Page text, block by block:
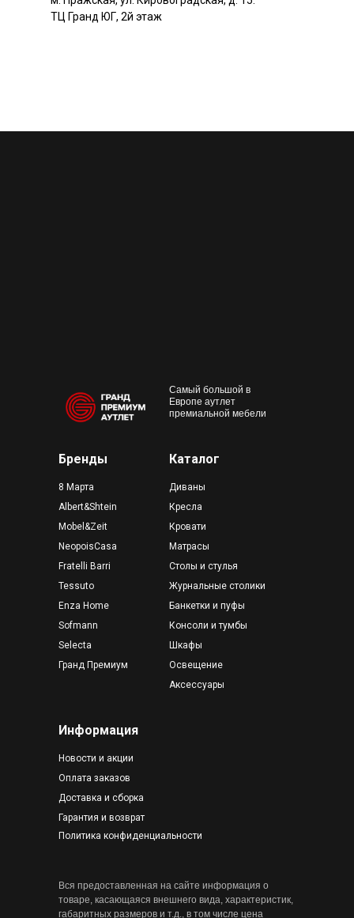
ТЦ Гранд ЮГ, 2й этаж
Кресла
Столы и стулья
Матрасы
Шкафы
Освещение
Диваны
Журнальные столики
Банкетки и пуфы
Аксессуары
Консоли и тумбы
Кровати
Вся предоставленная на сайте информация о
товаре, касающаяся внешнего вида, характеристик,
габаритных размеров и т.д., в том числе цена
Самый большой в
Европе аутлет
премиальной мебели
Каталог
Информация
Бренды
Оплата заказов
Доставка и сборка
Гарантия и возврат
Политика конфиденциальности
Mobel&Zeit
Tessuto
8 Марта
Fratelli Barri
Sofmann
Selecta
Enza Home
Albert&Shtein
NeopoisCasa
Новости и акции
Гранд Премиум